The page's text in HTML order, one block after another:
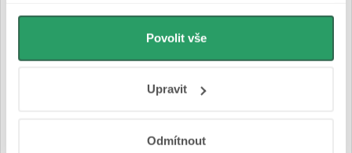
můžeme používat cookies pro analytiku a
personalizovanou reklamu. Jak Google zpracovává
osobní údaje najdete na stránkách
Povolit vše
Upravit
Odmítnout
CERANO - Koupelnové LED
zrcadlo Aureo - Ø 80 cm